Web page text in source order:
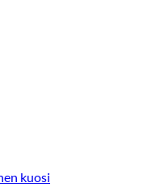
kuosi